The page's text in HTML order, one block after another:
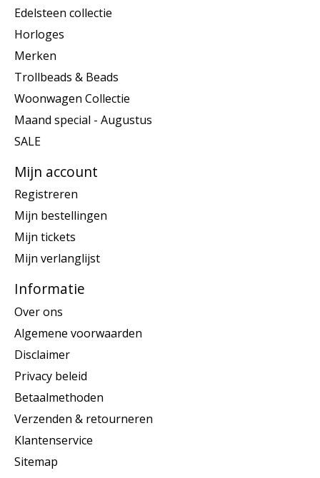
Edelsteen collectie
Horloges
Merken
Trollbeads & Beads
Woonwagen Collectie
Maand special - Augustus
SALE
Mijn account
Registreren
Mijn bestellingen
Mijn tickets
Mijn verlanglijst
Informatie
Over ons
Algemene voorwaarden
Disclaimer
Privacy beleid
Betaalmethoden
Verzenden & retourneren
Klantenservice
Sitemap